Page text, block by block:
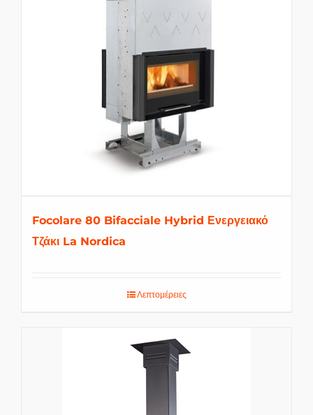
Focolare 80 Bifacciale Hybrid Ενεργειακό
Τζάκι La Nordica
Λεπτομέρειες